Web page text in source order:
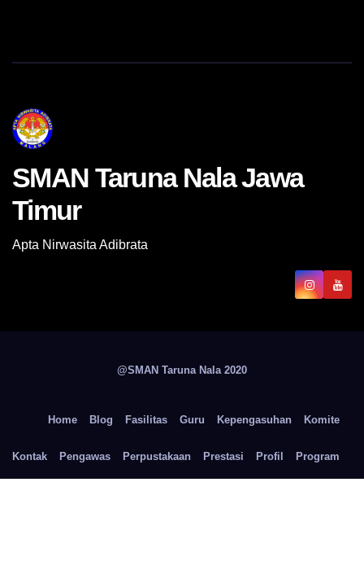
SMAN Taruna Nala Jawa
Timur
Apta Nirwasita Adibrata
@SMAN Taruna Nala 2020
Home Blog Fasilitas Guru Kepengasuhan Komite
Kontak Pengawas Perpustakaan Prestasi Profil Program